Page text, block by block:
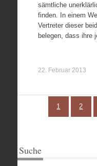
sämtliche
finden. In einem
Vertreter dieser
belegen, dass ihre
22. Februar 2013
1 2
Suche